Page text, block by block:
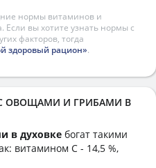
нормы витаминов и
Если вы хотите узнать нормы с
факторов, тогда
здоровый рацион».
С ОВОЩАМИ И ГРИБАМИ В
в духовке богат такими
витамином C - 14,5 %,